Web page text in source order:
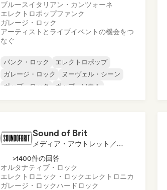
ブルースイタリアン・カンツォーネ
エレクトロポップファンク
ガレージ・ロック
アーティストとライブイベントの機会をつ
なぐ
パンク・ロック
エレクトロポップ
ガレージ・ロック
ヌーヴェル・シーン
ポップ・ロック
ポップ・ソウル
Sound of Brit
メディア・アウトレット／ジャーナリスト
>1400件の回答
オルタナティブ・ロック
エレクトロニック・ロックエレクトロニカ
ガレージ・ロックハードロック